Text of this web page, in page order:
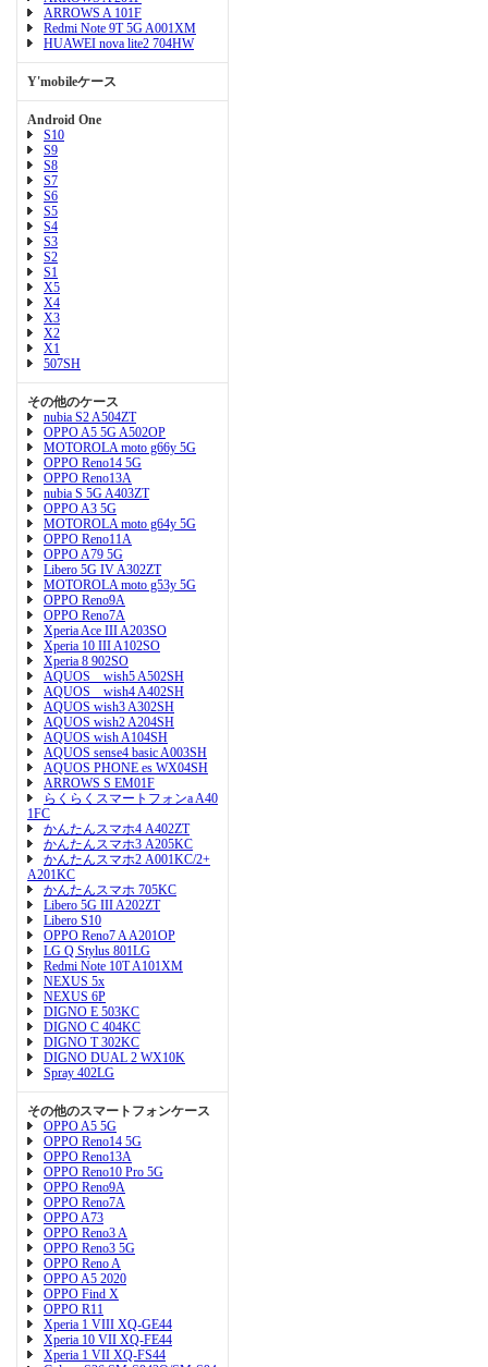
ARROWS A 101F
Redmi Note 9T 5G A001XM
HUAWEI nova lite2 704HW
Y'mobileケース
Android One
S10
S9
S8
S7
S6
S5
S4
S3
S2
S1
X5
X4
X3
X2
X1
507SH
その他のケース
nubia S2 A504ZT
OPPO A5 5G A502OP
MOTOROLA moto g66y 5G
OPPO Reno14 5G
OPPO Reno13A
nubia S 5G A403ZT
OPPO A3 5G
MOTOROLA moto g64y 5G
OPPO Reno11A
OPPO A79 5G
Libero 5G IV A302ZT
MOTOROLA moto g53y 5G
OPPO Reno9A
OPPO Reno7A
Xperia Ace III A203SO
Xperia 10 III A102SO
Xperia 8 902SO
AQUOS wish5 A502SH
AQUOS wish4 A402SH
AQUOS wish3 A302SH
AQUOS wish2 A204SH
AQUOS wish A104SH
AQUOS sense4 basic A003SH
AQUOS PHONE es WX04SH
ARROWS S EM01F
らくらくスマートフォンa A40
1FC
かんたんスマホ4 A402ZT
かんたんスマホ3 A205KC
かんたんスマホ2 A001KC/2+
A201KC
かんたんスマホ 705KC
Libero 5G III A202ZT
Libero S10
OPPO Reno7 A A201OP
LG Q Stylus 801LG
Redmi Note 10T A101XM
NEXUS 5x
NEXUS 6P
DIGNO E 503KC
DIGNO C 404KC
DIGNO T 302KC
DIGNO DUAL 2 WX10K
Spray 402LG
その他のスマートフォンケース
OPPO A5 5G
OPPO Reno14 5G
OPPO Reno13A
OPPO Reno10 Pro 5G
OPPO Reno9A
OPPO Reno7A
OPPO A73
OPPO Reno3 A
OPPO Reno3 5G
OPPO Reno A
OPPO A5 2020
OPPO Find X
OPPO R11
Xperia 1 VIII XQ-GE44
Xperia 10 VII XQ-FE44
Xperia 1 VII XQ-FS44